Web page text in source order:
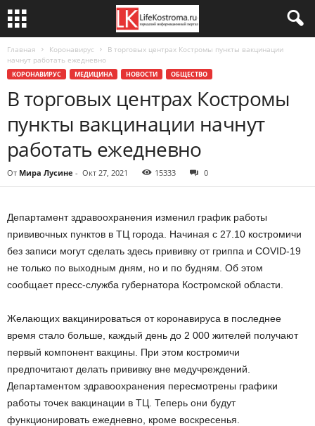
Главная Коронавирус
В торговых центрах Костромы пункты вакцинации
начнут работать ежедневно
КОРОНАВИРУС МЕДИЦИНА НОВОСТИ ОБЩЕСТВО
В торговых центрах Костромы
пункты вакцинации начнут
работать ежедневно
От Мира Лусине - Окт 27, 2021 15333 0
Департамент здравоохранения изменил график работы
прививочных пунктов в ТЦ города. Начиная с 27.10 костромичи
без записи могут сделать здесь прививку от гриппа и COVID-19
не только по выходным дням, но и по будням. Об этом
сообщает пресс-служба губернатора Костромской области.
Желающих вакцинироваться от коронавируса в последнее
время стало больше, каждый день до 2 000 жителей получают
первый компонент вакцины. При этом костромичи
предпочитают делать прививку вне медучреждений.
Департаментом здравоохранения пересмотрены графики
работы точек вакцинации в ТЦ. Теперь они будут
функционировать ежедневно, кроме воскресенья.